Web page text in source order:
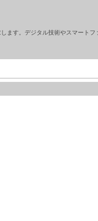
ます。デジタル技術やスマートフ